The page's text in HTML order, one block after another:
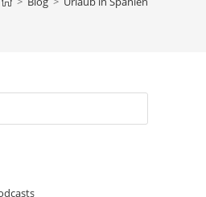
Escape